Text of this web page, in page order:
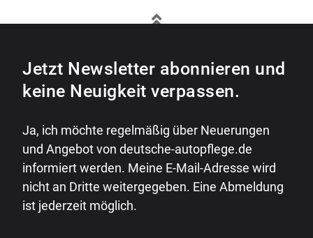
Jetzt Newsletter abonnieren und
keine Neuigkeit verpassen.
Ja, ich möchte regelmäßig über Neuerungen
und Angebot von deutsche-autopflege.de
informiert werden. Meine E-Mail-Adresse wird
nicht an Dritte weitergegeben. Eine Abmeldung
ist jederzeit möglich.